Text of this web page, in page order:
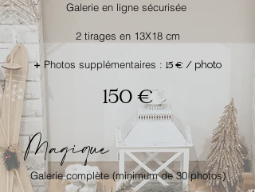
Galerie en ligne sécurisée
2 tirages en 13X18 cm
+ Photos supplémentaires : 15 € / photo
150 €
Magique
Galerie complète (minimum de 30 photos)